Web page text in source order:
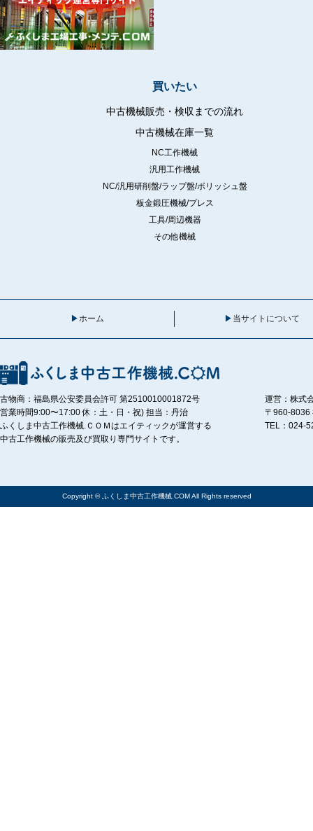
買いたい
中古機械販売・検収までの流れ
中古機械在庫一覧
NC工作機械
汎用工作機械
NC/汎用研削盤/ラップ盤/ポリッシュ盤
板金鍛圧機械/プレス
工具/周辺機器
その他機械
ホーム 当サイトについて
古物商：福島県公安委員会許可 第2510010001872号
営業時間9:00〜17:00 休：土・日・祝) 担当：丹治
ふくしま中古工作機械.ＣＯＭはエイティックが運営する
中古工作機械の販売及び買取り専門サイトです。
運営：株式
〒960-8036
TEL：024-
Copyright © ふくしま中古工作機械.COM All Rights reserved